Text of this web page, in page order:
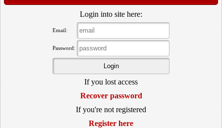
Login into site here:
Email:
Password:
If you lost access
Recover password
If you're not registered
Register here